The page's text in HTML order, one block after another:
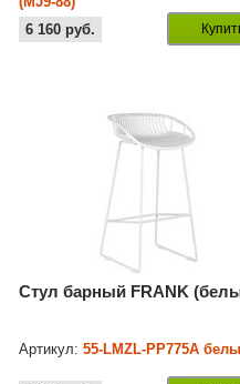
6 160 руб.
Стул барный FRANK
Артикул:55-LMZL-PP775A